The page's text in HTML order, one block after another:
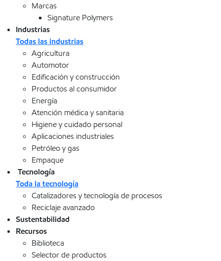
Marcas
Signature Polymers
Industrias
Todas las industrias
Agricultura
Automotor
Edificación y construcción
Productos al consumidor
Energía
Atención médica y sanitaria
Higiene y cuidado personal
Aplicaciones industriales
Petróleo y gas
Empaque
Tecnología
Toda la tecnología
Catalizadores y tecnología de procesos
Reciclaje avanzado
Sustentabilidad
Recursos
Biblioteca
Selector de productos